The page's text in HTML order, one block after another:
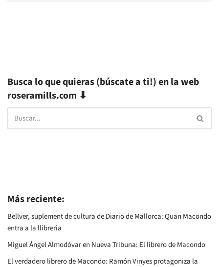
Busca lo que quieras (búscate a ti!) en la web
roseramills.com ⬇
Más reciente:
Bellver, suplement de cultura de Diario de Mallorca: Quan Macondo
entra a la llibreria
Miguel Ángel Almodóvar en Nueva Tribuna: El librero de Macondo
El verdadero librero de Macondo: Ramón Vinyes protagoniza la